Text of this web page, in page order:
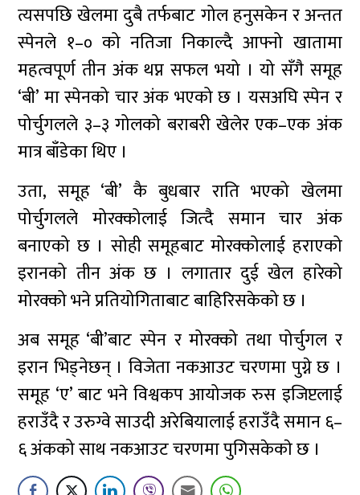
त्यसपछि खेलमा दुबै तर्फबाट गोल हनुसकेन र अन्तत
स्पेनले १–० को नतिजा निकाल्दै आफ्नो खातामा
महत्वपूर्ण तीन अंक थप्न सफल भयो । यो सँगै समूह
‘बी’ मा स्पेनको चार अंक भएको छ । यसअघि स्पेन र
पोर्चुगलले ३–३ गोलको बराबरी खेलेर एक–एक अंक
मात्र बाँडेका थिए ।
उता, समूह ‘बी’ कै बुधबार राति भएको खेलमा
पोर्चुगलले मोरक्कोलाई जित्दै समान चार अंक
बनाएको छ । सोही समूहबाट मोरक्कोलाई हराएको
इरानको तीन अंक छ । लगातार दुई खेल हारेको
मोरक्को भने प्रतियोगिताबाट बाहिरिसकेको छ ।
अब समूह ‘बी’बाट स्पेन र मोरक्को तथा पोर्चुगल र
इरान भिड्नेछन् । विजेता नकआउट चरणमा पुग्ने छ ।
समूह ‘ए’ बाट भने विश्वकप आयोजक रुस इजिप्टलाई
हराउँदै र उरुग्वे साउदी अरेबियालाई हराउँदै समान ६–
६ अंकको साथ नकआउट चरणमा पुगिसकेकाे छ ।